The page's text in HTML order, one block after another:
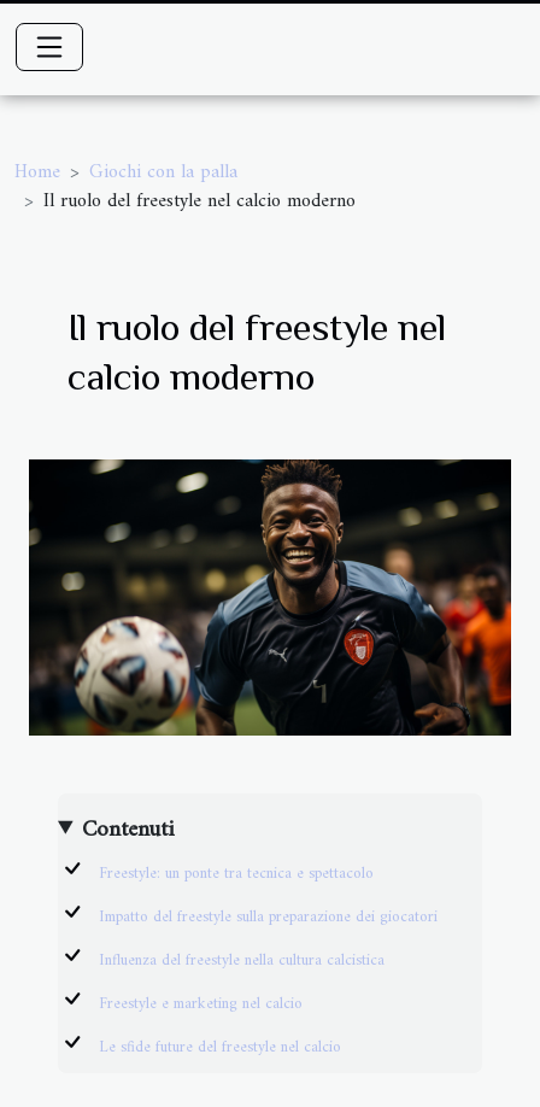
Home
Giochi con la palla
Il ruolo del freestyle nel calcio moderno
Il ruolo del freestyle nel
calcio moderno
Contenuti
Freestyle: un ponte tra tecnica e spettacolo
Impatto del freestyle sulla preparazione dei giocatori
Influenza del freestyle nella cultura calcistica
Freestyle e marketing nel calcio
Le sfide future del freestyle nel calcio